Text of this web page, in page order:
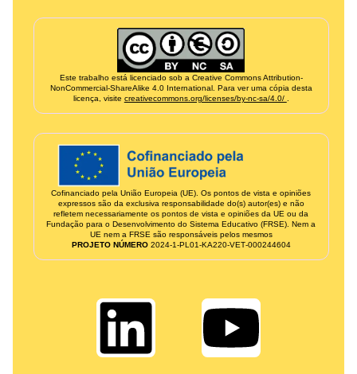
Informação de créditos e financiamento
Este trabalho está licenciado sob a Creative Commons Attribution-
NonCommercial-ShareAlike 4.0 International. Para ver uma cópia desta
licença, visite creativecommons.org/licenses/by-nc-sa/4.0/
Cofinanciado pela União Europeia (UE). Os pontos de vista e opiniões
expressos são da exclusiva responsabilidade do(s) autor(es) e não
refletem necessariamente os pontos de vista e opiniões da UE ou da
Fundação para o Desenvolvimento do Sistema Educativo (FRSE). Nem a
UE nem a FRSE são responsáveis pelos mesmos
PROJETO NÚMERO2024‑1‑PL01‑KA220‑VET‑000244604